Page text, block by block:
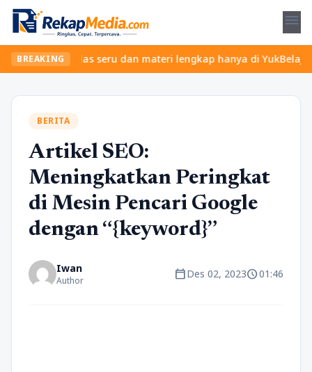
menu
BREAKING
kelas seru dan materi lengkap hanya di YukBelajar.com.
BERITA
Artikel SEO:
Meningkatkan Peringkat
di Mesin Pencari Google
dengan “{keyword}”
Iwan
Author calendar_todayDes 02, 2023schedule01:46